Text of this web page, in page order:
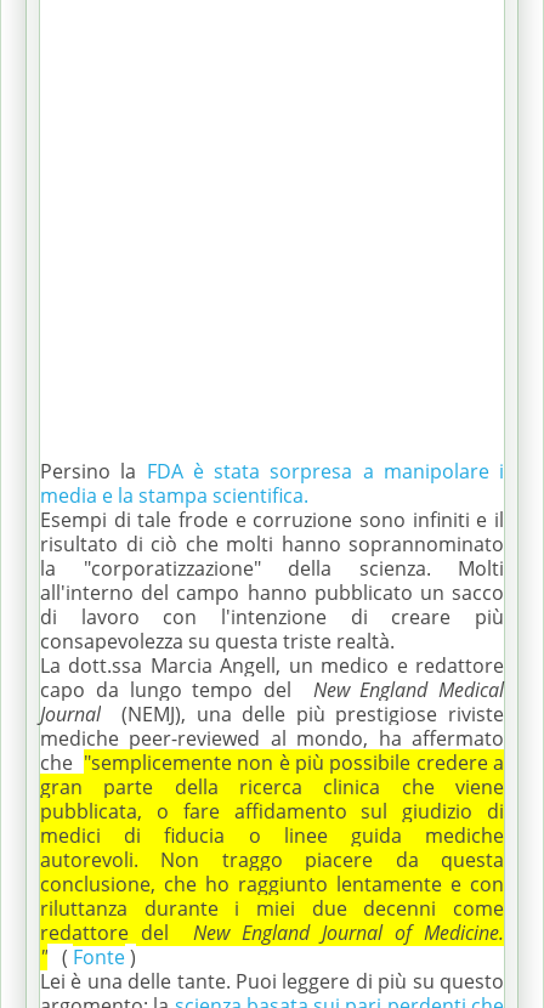
Persino la FDA è stata sorpresa a manipolare i
media e la stampa scientifica.
Esempi di tale frode e corruzione sono infiniti e il
risultato di ciò che molti hanno soprannominato
la "corporatizzazione" della scienza. Molti
all'interno del campo hanno pubblicato un sacco
di lavoro con l'intenzione di creare più
consapevolezza su questa triste realtà.
La dott.ssa Marcia Angell, un medico e redattore
capo da lungo tempo del New England Medical
Journal (NEMJ), una delle più prestigiose riviste
mediche peer-reviewed al mondo, ha affermato
che "semplicemente non è più possibile credere a
gran parte della ricerca clinica che viene
pubblicata, o fare affidamento sul giudizio di
medici di fiducia o linee guida mediche
autorevoli. Non traggo piacere da questa
conclusione, che ho raggiunto lentamente e con
riluttanza durante i miei due decenni come
redattore del New England Journal of Medicine.
" ( Fonte)
Lei è una delle tante. Puoi leggere di più su questo